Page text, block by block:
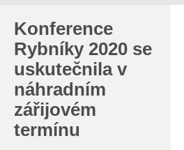
Konference
Rybníky 2020 se
uskutečnila v
náhradním
zářijovém
termínu